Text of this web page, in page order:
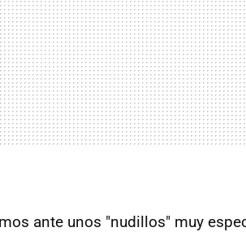
ante unos "nudillos" muy